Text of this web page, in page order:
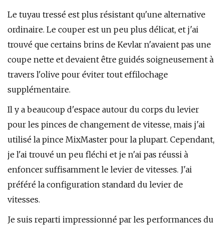
Le tuyau tressé est plus résistant qu'une alternative
ordinaire. Le couper est un peu plus délicat, et j'ai
trouvé que certains brins de Kevlar n'avaient pas une
coupe nette et devaient être guidés soigneusement à
travers l'olive pour éviter tout effilochage
supplémentaire.
Il y a beaucoup d'espace autour du corps du levier
pour les pinces de changement de vitesse, mais j'ai
utilisé la pince MixMaster pour la plupart. Cependant,
je l'ai trouvé un peu fléchi et je n'ai pas réussi à
enfoncer suffisamment le levier de vitesses. J'ai
préféré la configuration standard du levier de
vitesses.
Je suis reparti impressionné par les performances du